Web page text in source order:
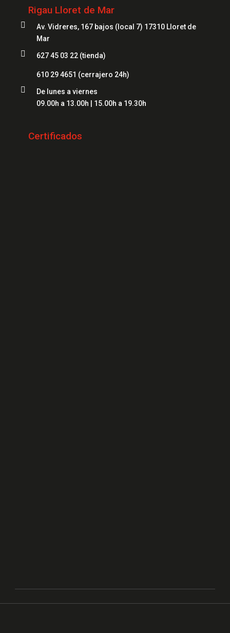
Cerrajeros Figueres
Cerrajeros Mataró
Cerrajeros Platja d'Aro
Cerrajeros Banyoles
Cajas Fuertes Blanes
Cajas Fuertes Figueres
Cajas Fuertes Lloret
Rigau Lloret de Mar

Av. Vidreres, 167 bajos (local 7) 17310 Lloret de
Mar
 627 45 03 22 (tienda)
610 29 4651 (cerrajero 24h)

De lunes a viernes
09.00h a 13.00h | 15.00h a 19.30h
Certificados